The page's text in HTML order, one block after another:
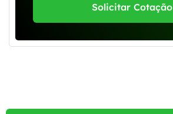
Solicitar Cotação